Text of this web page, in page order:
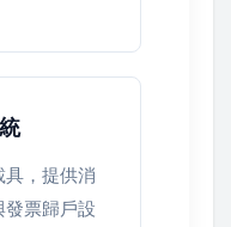
具，提供消
發票歸戶設